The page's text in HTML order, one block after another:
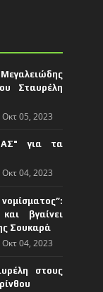
Σταυρέλη
Οκτ 05, 2023
για τα
Οκτ 04, 2023
βγαίνει
Σουκαρά
Οκτ 04, 2023
στους